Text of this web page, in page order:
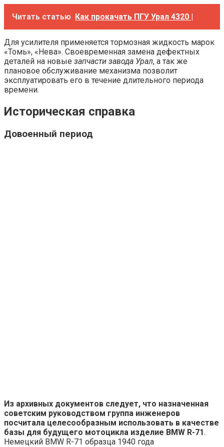
Читать статью Как прокачать ПГУ Урал 4320 |
Для усилителя применяется тормозная жидкость марок
«Томь», «Нева». Своевременная замена дефектных
деталей на новые запчасти завода Урал, а так же
плановое обслуживание механизма позволит
эксплуатировать его в течение длительного периода
времени.
Историческая справка
Довоенный период
Из архивных документов следует, что назначенная
советским руководством группа инженеров
посчитала целесообразным использовать в качестве
базы для будущего мотоцикла изделие BMW R-71.
Немецкий BMW R-71 образца 1940 года